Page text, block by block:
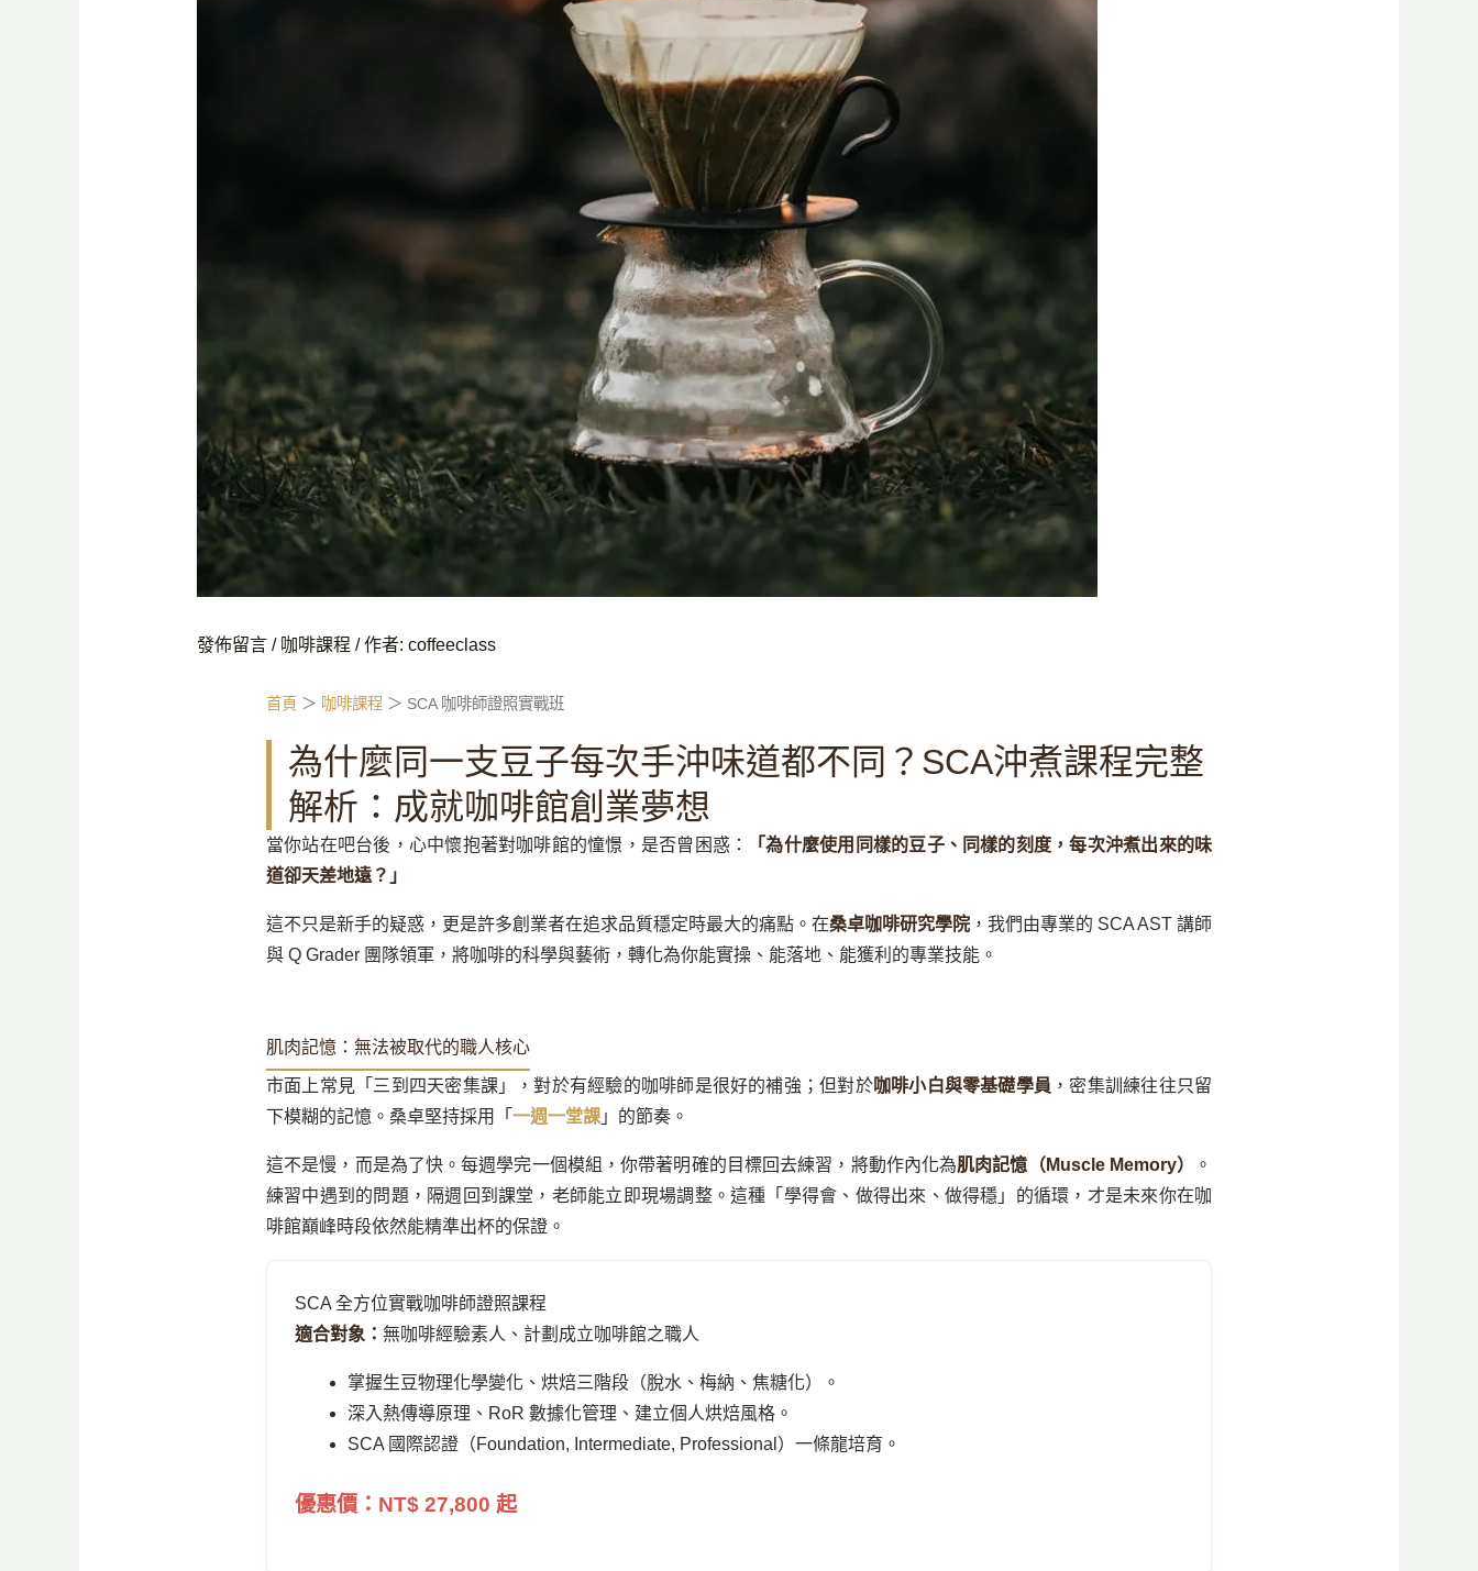
發佈留言 / 咖啡課程 / 作者: coffeeclass
首頁 ＞ 咖啡課程 ＞ SCA 咖啡師證照實戰班
為什麼同一支豆子每次手沖味道都不同？SCA沖煮課程完整
解析：成就咖啡館創業夢想
當你站在吧台後，心中懷抱著對咖啡館的憧憬，是否曾困惑：
「為什麼使用同樣的豆子、同樣的刻度，每次沖煮出來的味
道卻天差地遠？」
這不只是新手的疑惑，更是許多創業者在追求品質穩定時最大的痛點。在桑卓咖啡研究學院 ，我們由專業的 SCA AST 講師
與 Q Grader 團隊領軍，將咖啡的科學與藝術，轉化為你能實操、能落地、能獲利的專業技能。
肌肉記憶：無法被取代的職人核心
市面上常見「三到四天密集課」，對於有經驗的咖啡師是很好的補強；但對於咖啡小白與零基礎學員 ，密集訓練往往只留
下模糊的記憶。桑卓堅持採用「 一週一堂課 」的節奏。
這不是慢，而是為了快。每週學完一個模組，你帶著明確的目標回去練習，將動作內化為肌肉記憶（Muscle Memory）
。
練習中遇到的問題，隔週回到課堂，老師能立即現場調整。這種「學得會、做得出來、做得穩」的循環，才是未來你在咖
啡館巔峰時段依然能精準出杯的保證。
SCA 全方位實戰咖啡師證照課程
適合對象： 無咖啡經驗素人、計劃成立咖啡館之職人
掌握生豆物理化學變化、烘焙三階段（脫水、梅納、焦糖化）。
深入熱傳導原理、RoR 數據化管理、建立個人烘焙風格。
SCA 國際認證（Foundation, Intermediate, Professional）一條龍培育。
優惠價：NT$ 27,800 起